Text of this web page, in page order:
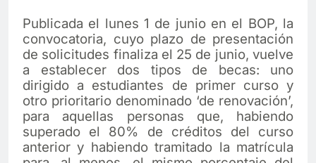
Publicada el lunes 1 de junio en el BOP, la
convocatoria, cuyo plazo de presentación
de solicitudes finaliza el 25 de junio, vuelve
a establecer dos tipos de becas: uno
dirigido a estudiantes de primer curso y
otro prioritario denominado ‘de renovación’,
para aquellas personas que, habiendo
superado el 80% de créditos del curso
anterior y habiendo tramitado la matrícula